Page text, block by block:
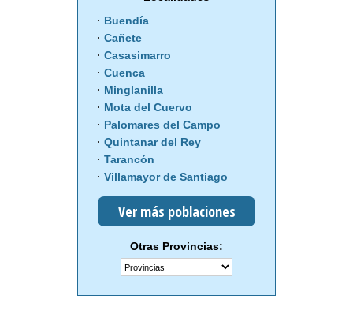
Buendía
Cañete
Casasimarro
Cuenca
Minglanilla
Mota del Cuervo
Palomares del Campo
Quintanar del Rey
Tarancón
Villamayor de Santiago
Ver más poblaciones
Otras Provincias: